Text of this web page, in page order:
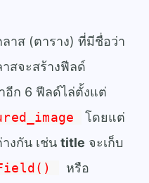
าส (ตาราง) ที่มีชื่อว่า
สจะสร้างฟีลด์
อีก 6 ฟีลด์ไล่ตั้งแต่
โดยแต่
งกัน เช่น title จะเก็บ
หรือ